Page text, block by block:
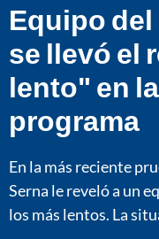
Equipo del
se llevó el
lento" en
programa
En la más reciente
Serna le reveló a un
los más lentos. La